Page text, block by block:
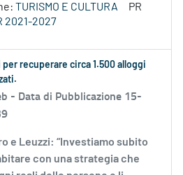
TURISMO E CULTURA
PR
2021-2027
recuperare circa 1.500 alloggi
- Data di Pubblicazione 15-
e Leuzzi: “Investiamo subito
con una strategia che